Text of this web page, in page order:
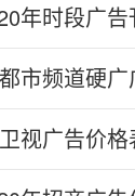
年时段广
市频道硬
视广告价格